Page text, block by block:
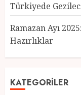
Türkiyede
Ramazan Ayı
Hazırlıklar
KATEGORILER